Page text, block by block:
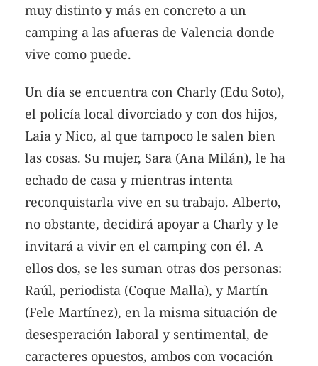
muy distinto y más en concreto a un
camping a las afueras de Valencia donde
vive como puede.
Un día se encuentra con Charly (Edu Soto),
el policía local divorciado y con dos hijos,
Laia y Nico, al que tampoco le salen bien
las cosas. Su mujer, Sara (Ana Milán), le ha
echado de casa y mientras intenta
reconquistarla vive en su trabajo. Alberto,
no obstante, decidirá apoyar a Charly y le
invitará a vivir en el camping con él. A
ellos dos, se les suman otras dos personas:
Raúl, periodista (Coque Malla), y Martín
(Fele Martínez), en la misma situación de
desesperación laboral y sentimental, de
caracteres opuestos, ambos con vocación